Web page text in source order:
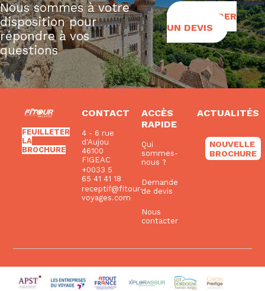
Nous sommes à votre
disposition pour
répondre à vos
questions
DEMANDER
UN DEVIS
FEUILLETER
LA
BROCHURE
CONTACT
4 - 6 rue
d'Aujou
46100
FIGEAC
+0033 5
65 41 41 18
receptif@fitour-
voyages.com
ACCÈS
RAPIDE
Qui
sommes-
nous ?
Demande
de devis
Nous
contacter
ACTUALITÉS
NOUVELLE
BROCHURE